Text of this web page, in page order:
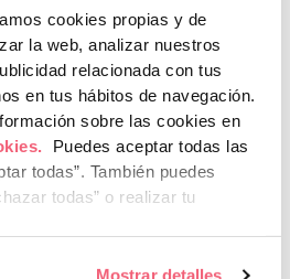
cookies propias y de
la web, analizar nuestros
relacionada con tus
en tus hábitos de navegación.
sobre las cookies en
Puedes aceptar todas las
todas”. También puedes
todas” o realizar tu
Mostrar detalles
su fiesta de fin de